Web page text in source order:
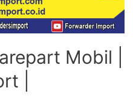
Mobil |
|